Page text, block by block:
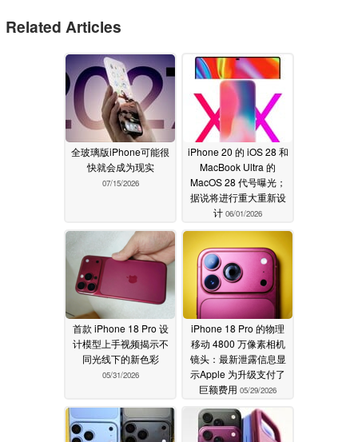
Related Articles
全玻璃版iPhone可能很
快就会成为现实
07/15/2026
iPhone 20 的 iOS 28 和
MacBook Ultra 的
MacOS 28 代号曝光；
据说将进行重大重新设
计 06/01/2026
首款 iPhone 18 Pro 设
计模型上手视频揭示不
同光线下的新色彩
05/31/2026
iPhone 18 Pro 的物理
移动 4800 万像素相机
镜头：最新泄露信息显
示Apple 为升级支付了
巨额费用 05/29/2026